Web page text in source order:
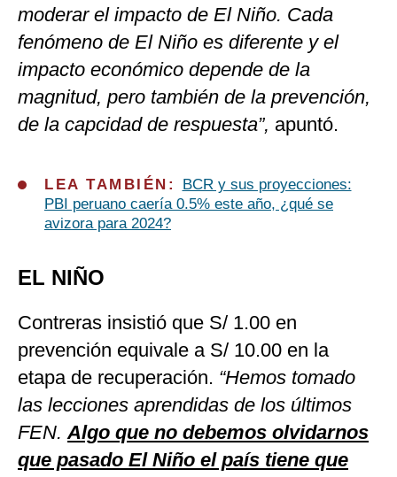
moderar el impacto de El Niño. Cada
fenómeno de El Niño es diferente y el
impacto económico depende de la
magnitud, pero también de la prevención,
de la capcidad de respuesta”, apuntó.
LEA TAMBIÉN:
BCR y sus proyecciones:
PBI peruano caería 0.5% este año, ¿qué se
avizora para 2024?
EL NIÑO
Contreras insistió que S/ 1.00 en
prevención equivale a S/ 10.00 en la
etapa de recuperación. “Hemos tomado
las lecciones aprendidas de los últimos
FEN.Algo que no debemos olvidarnos
que pasado El Niño el país tiene que